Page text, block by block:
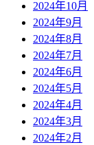
2024年10月
2024年9月
2024年8月
2024年7月
2024年6月
2024年5月
2024年4月
2024年3月
2024年2月